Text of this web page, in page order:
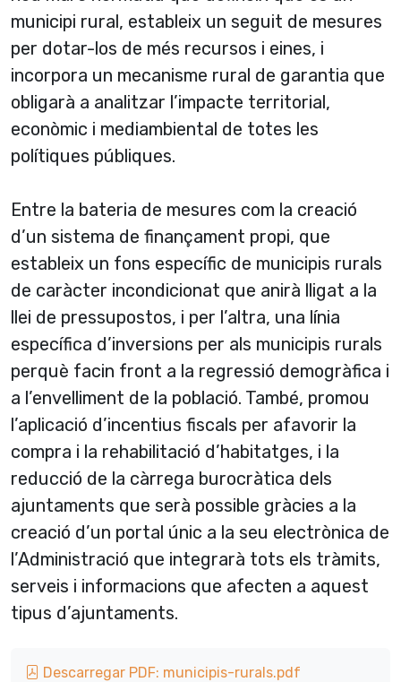
municipi rural, estableix un seguit de mesures
per dotar-los de més recursos i eines, i
incorpora un mecanisme rural de garantia que
obligarà a analitzar l’impacte territorial,
econòmic i mediambiental de totes les
polítiques públiques.
Entre la bateria de mesures com la creació
d’un sistema de finançament propi, que
estableix un fons específic de municipis rurals
de caràcter incondicionat que anirà lligat a la
llei de pressupostos, i per l’altra, una línia
específica d’inversions per als municipis rurals
perquè facin front a la regressió demogràfica i
a l’envelliment de la població. També, promou
l’aplicació d’incentius fiscals per afavorir la
compra i la rehabilitació d’habitatges, i la
reducció de la càrrega burocràtica dels
ajuntaments que serà possible gràcies a la
creació d’un portal únic a la seu electrònica de
l’Administració que integrarà tots els tràmits,
serveis i informacions que afecten a aquest
tipus d’ajuntaments.
Descarregar PDF: municipis-rurals.pdf